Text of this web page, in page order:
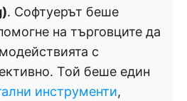
. Софтуерът беше
на търговците да
с
Той беше един
инструменти,